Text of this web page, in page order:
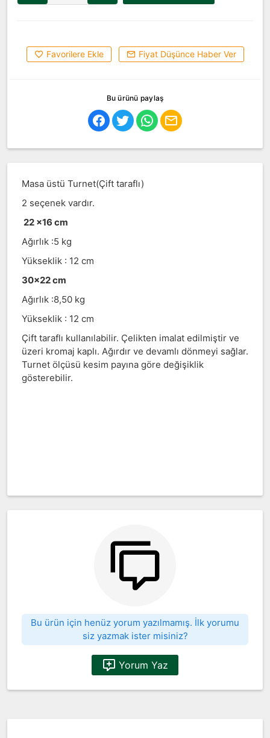
Favorilere Ekle Fiyat Düşünce Haber Ver
Bu ürünü paylaş
Masa üstü Turnet(Çift taraflı)
2 seçenek vardır.
22 x16 cm
Ağırlık :5 kg
Yükseklik : 12 cm
30x22 cm
Ağırlık :8,50 kg
Yükseklik : 12 cm
Çift taraflı kullanılabilir. Çelikten imalat edilmiştir ve
üzeri kromaj kaplı. Ağırdır ve devamlı dönmeyi sağlar.
Turnet ölçüsü kesim payına göre değişiklik
gösterebilir.
Bu ürün için henüz yorum yazılmamış. İlk yorumu
siz yazmak ister misiniz?
Yorum Yaz